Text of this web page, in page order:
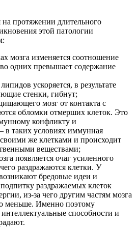
протяжении длительного
этой патологии
мозга изменяется соотношение
одних превышает содержание
ускоряется, в результате
стенки, гибнут;
мозг от контакта с
обломки отмерших клеток. Это
конфликту и
в таких условиях иммунная
своими же клетками и происходит
веществами;
появляется очаг усиленного
раздражаются клетки. У
бредовые идеи и
раздражаемых клеток
из-за чего другим частям мозга
меньше. Именно поэтому
способности и